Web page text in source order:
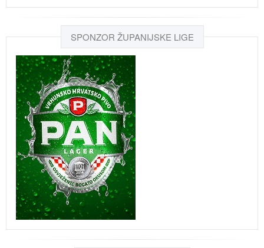
SPONZOR ŽUPANIJSKE LIGE